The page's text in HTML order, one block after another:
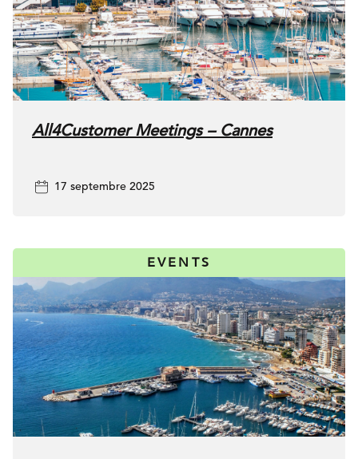
All4Customer Meetings – Cannes
17 septembre 2025
EVENTS